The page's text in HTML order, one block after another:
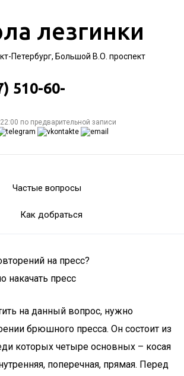
лезгинки
Петербург, Большой В.О. проспект
510-60-
по предварительной записи
Частые вопросы
Как добраться
на пресс?
накачать пресс
на данный вопрос, нужно
брюшного пресса. Он состоит из
которых четыре основных – косая
поперечная, прямая. Перед